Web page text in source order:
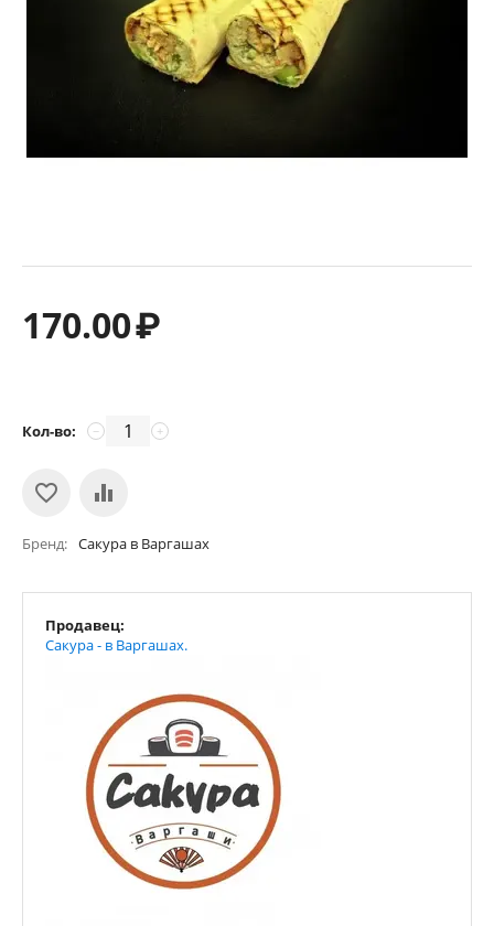
170.00₽
Кол-во: +
−
Бренд Сакура в Варгашах
Продавец:
Сакура - в Варгашах.